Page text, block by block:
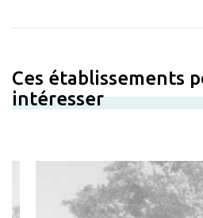
Ces établissements
intéresser